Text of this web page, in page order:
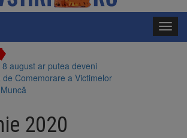
8 august ar putea deveni
Comemorare a Victimelor
91, de lângă Piața
2020